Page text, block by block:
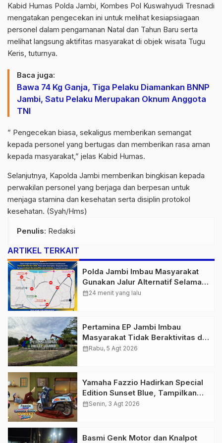
Kabid Humas Polda Jambi, Kombes Pol Kuswahyudi Tresnadi
mengatakan pengecekan ini untuk melihat kesiapsiagaan
personel dalam pengamanan Natal dan Tahun Baru serta
melihat langsung aktifitas masyarakat di objek wisata Tugu
Keris, tuturnya.
Baca juga:
Bawa 74 Kg Ganja, Tiga Pelaku Diamankan BNNP
Jambi, Satu Pelaku Merupakan Oknum Anggota
TNI
” Pengecekan biasa, sekaligus memberikan semangat
kepada personel yang bertugas dan memberikan rasa aman
kepada masyarakat,” jelas Kabid Humas.
Selanjutnya, Kapolda Jambi memberikan bingkisan kepada
perwakilan personel yang berjaga dan berpesan untuk
menjaga stamina dan kesehatan serta disiplin protokol
kesehatan. (Syah/Hms)
Penulis: Redaksi
ARTIKEL TERKAIT
Polda Jambi Imbau Masyarakat
Gunakan Jalur Alternatif Selama
Pelaksanaan Presisi Merdeka Run
calendar_month24 menit yang lalu
Pertamina EP Jambi Imbau
Masyarakat Tidak Beraktivitas di
Atas Jalur Pipa Migas Demi
calendar_monthRabu, 5 Agt 2026
Yamaha Fazzio Hadirkan Special
Edition Sunset Blue, Tampilkan
Nuansa Retro Summer yang
calendar_monthSenin, 3 Agt 2026
Basmi Genk Motor dan Knalpot